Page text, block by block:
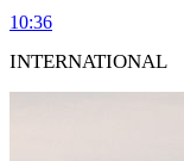
10:36
INTERNATIONAL